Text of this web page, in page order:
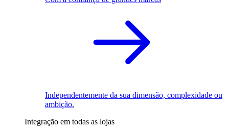
Independentemente da sua dimensão, complexidade ou
ambição.
Integração em todas as lojas